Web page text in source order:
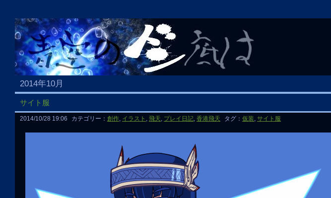
2014年10月
サイト服
2014/10/28 19:06 カテゴリー： 創作 イラスト 飛天 プレイ日記 香港飛天 タグ： 仮装 サイト服